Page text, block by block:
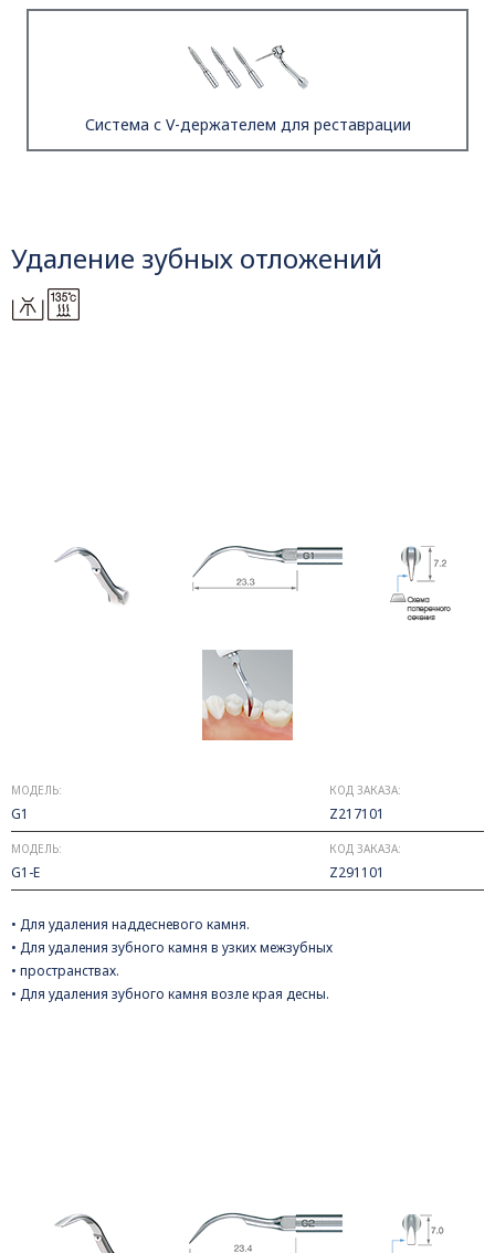
Система с V-держателем для реставрации
Удаление зубных отложений
МОДЕЛЬ:
G1
КОД ЗАКАЗА:
Z217101
МОДЕЛЬ:
G1-E
КОД ЗАКАЗА:
Z291101
• Для удаления наддесневого камня.
• Для удаления зубного камня в узких межзубных
• пространствах.
• Для удаления зубного камня возле края десны.